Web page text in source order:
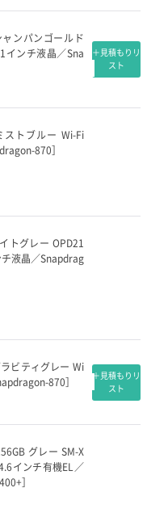
ンパンゴールド
インチ液晶／Sna
＋見積もりリ
スト
ストブルー Wi-Fi
870］
トグレー OPD21
液晶／Snapdrag
ビティグレー Wi
870］
＋見積もりリ
スト
グレー SM-X
インチ有機EL／
］